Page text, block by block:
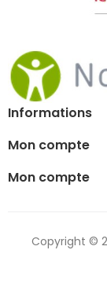
Informations
Mon compte
Mon compte
Copyright ©